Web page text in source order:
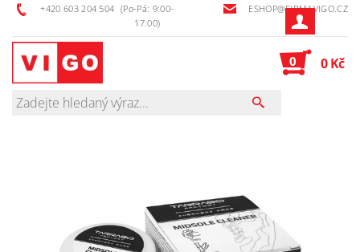
+420 603 204 504 (Po-Pá: 9:00-
17:00)
ESHOP@FIRMAVIGO.CZ
0 0 Kč